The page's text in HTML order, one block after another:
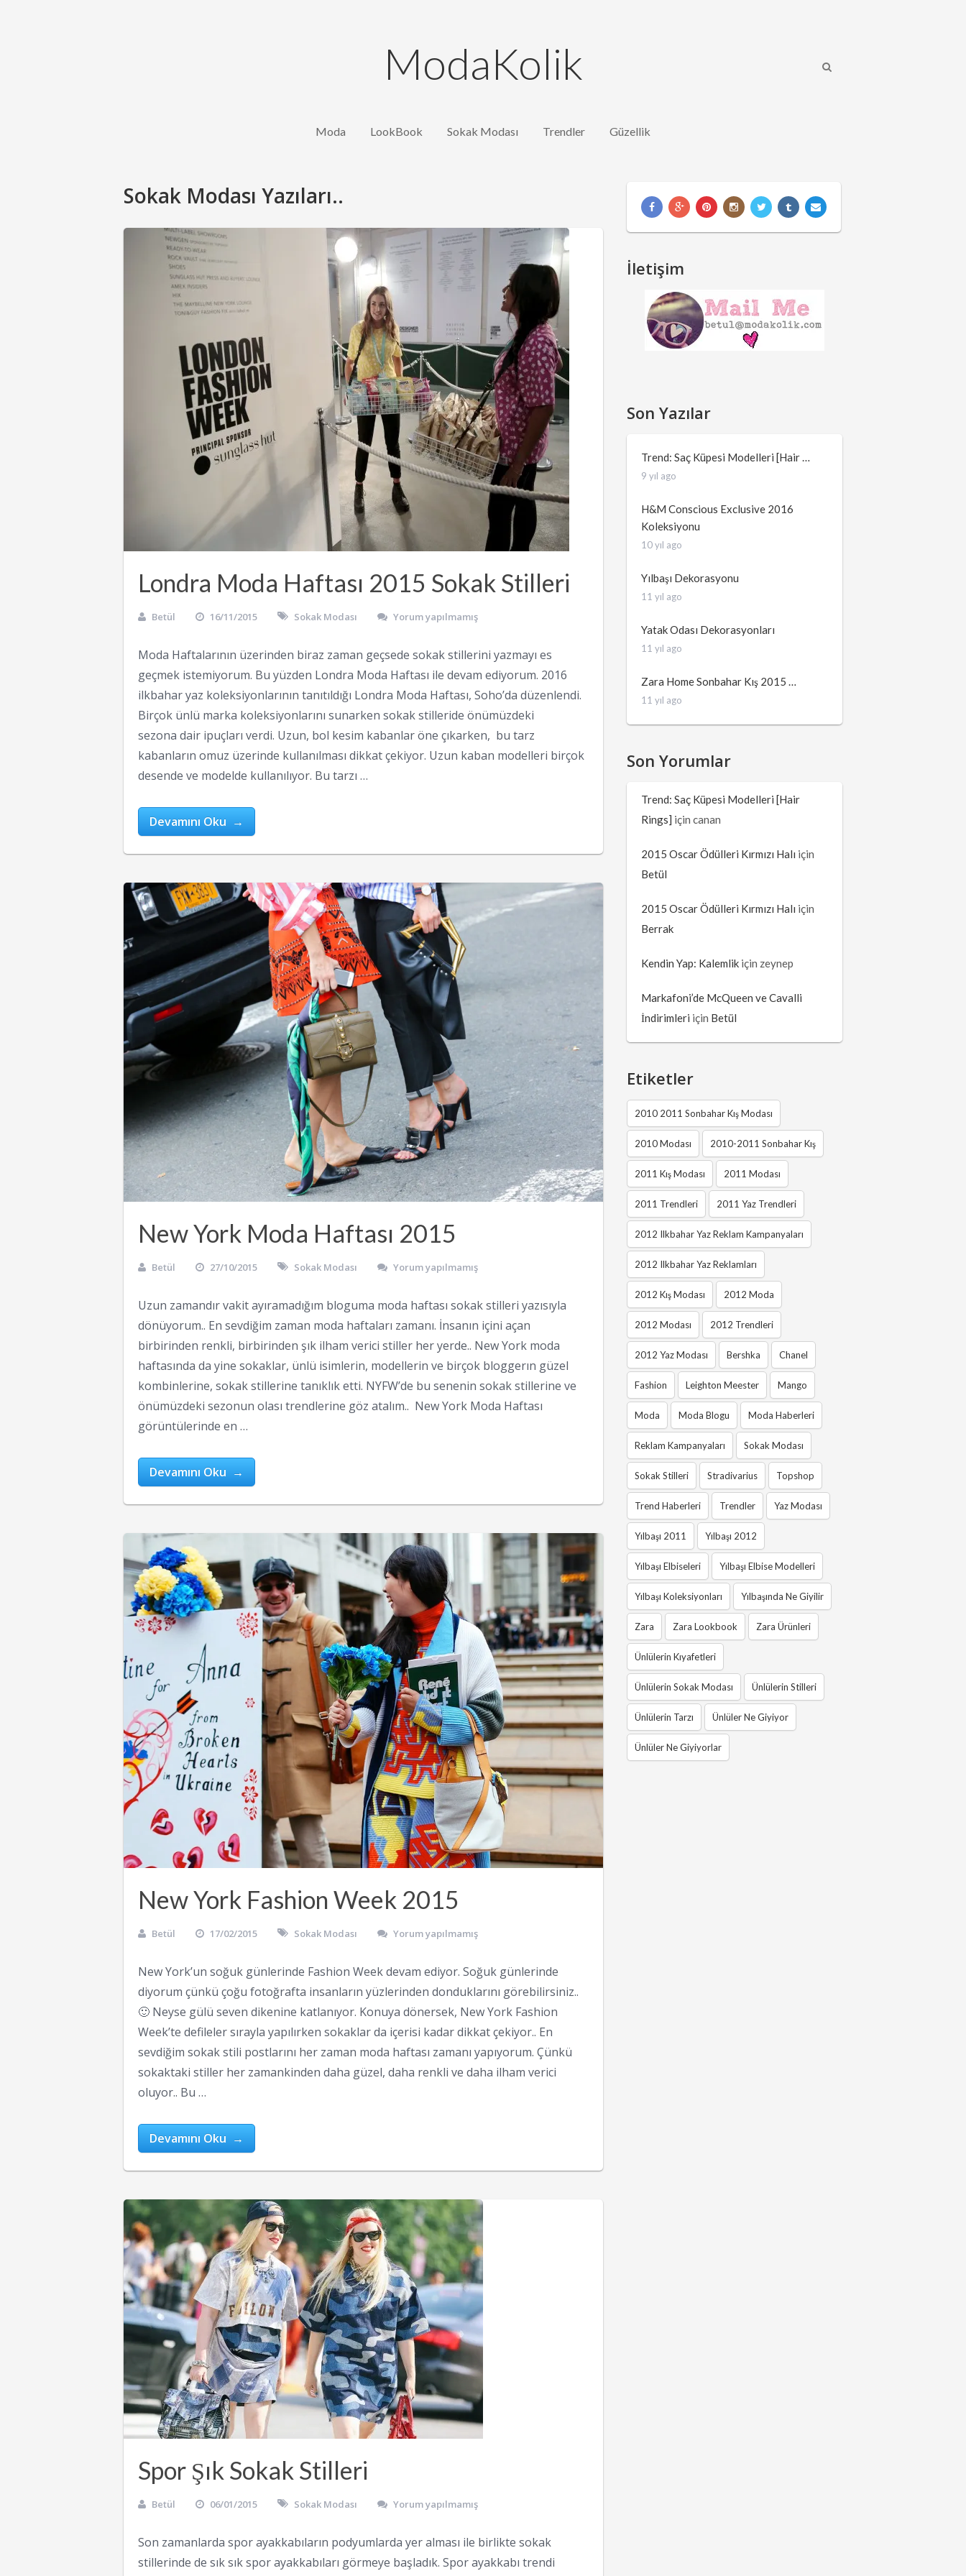
ModaKolik
Moda LookBook Sokak Modası Trendler Güzellik
Sokak Modası Yazıları..
Londra Moda Haftası 2015 Sokak Stilleri
Betül 16/11/2015 Sokak Modası Yorum yapılmamış
Moda Haftalarının üzerinden biraz zaman geçsede sokak stillerini yazmayı es
geçmek istemiyorum. Bu yüzden Londra Moda Haftası ile devam ediyorum. 2016
ilkbahar yaz koleksiyonlarının tanıtıldığı Londra Moda Haftası, Soho’da düzenlendi.
Birçok ünlü marka koleksiyonlarını sunarken sokak stilleride önümüzdeki
sezona dair ipuçları verdi. Uzun, bol kesim kabanlar öne çıkarken, bu tarz
kabanların omuz üzerinde kullanılması dikkat çekiyor. Uzun kaban modelleri birçok
desende ve modelde kullanılıyor. Bu tarzı …
Devamını Oku →
New York Moda Haftası 2015
Betül 27/10/2015 Sokak Modası Yorum yapılmamış
Uzun zamandır vakit ayıramadığım bloguma moda haftası sokak stilleri yazısıyla
dönüyorum.. En sevdiğim zaman moda haftaları zamanı. İnsanın içini açan
birbirinden renkli, birbirinden şık ilham verici stiller her yerde.. New York moda
haftasında da yine sokaklar, ünlü isimlerin, modellerin ve birçok bloggerın güzel
kombinlerine, sokak stillerine tanıklık etti. NYFW’de bu senenin sokak stillerine ve
önümüzdeki sezonun olası trendlerine göz atalım.. New York Moda Haftası
görüntülerinde en …
Devamını Oku →
New York Fashion Week 2015
Betül 17/02/2015 Sokak Modası Yorum yapılmamış
New York’un soğuk günlerinde Fashion Week devam ediyor. Soğuk günlerinde
diyorum çünkü çoğu fotoğrafta insanların yüzlerinden donduklarını görebilirsiniz..
🙂 Neyse gülü seven dikenine katlanıyor. Konuya dönersek, New York Fashion
Week’te defileler sırayla yapılırken sokaklar da içerisi kadar dikkat çekiyor.. En
sevdiğim sokak stili postlarını her zaman moda haftası zamanı yapıyorum. Çünkü
sokaktaki stiller her zamankinden daha güzel, daha renkli ve daha ilham verici
oluyor.. Bu …
Devamını Oku →
Spor Şık Sokak Stilleri
Betül 06/01/2015 Sokak Modası Yorum yapılmamış
Son zamanlarda spor ayakkabıların podyumlarda yer alması ile birlikte sokak
stillerinde de sık sık spor ayakkabıları görmeye başladık. Spor ayakkabı trendi
İletişim
Son Yazılar
Trend: Saç Küpesi Modelleri [Hair …
9 yıl ago
H&M Conscious Exclusive 2016
Koleksiyonu
10 yıl ago
Yılbaşı Dekorasyonu
11 yıl ago
Yatak Odası Dekorasyonları
11 yıl ago
Zara Home Sonbahar Kış 2015 …
11 yıl ago
Son Yorumlar
Trend: Saç Küpesi Modelleri [Hair
Rings] için canan
2015 Oscar Ödülleri Kırmızı Halı için
Betül
2015 Oscar Ödülleri Kırmızı Halı için
Berrak
Kendin Yap: Kalemlik için zeynep
Markafoni’de McQueen ve Cavalli
İndirimleri için Betül
Etiketler
2010 2011 Sonbahar Kış Modası
2010 Modası 2010-2011 Sonbahar Kış
2011 Kış Modası 2011 Modası
2011 Trendleri 2011 Yaz Trendleri
2012 Ilkbahar Yaz Reklam Kampanyaları
2012 Ilkbahar Yaz Reklamları
2012 Kış Modası 2012 Moda
2012 Modası 2012 Trendleri
2012 Yaz Modası Bershka Chanel
Fashion Leighton Meester Mango
Moda Moda Blogu Moda Haberleri
Reklam Kampanyaları Sokak Modası
Sokak Stilleri Stradivarius Topshop
Trend Haberleri Trendler Yaz Modası
Yılbaşı 2011 Yılbaşı 2012
Yılbaşı Elbiseleri Yılbaşı Elbise Modelleri
Yılbaşı Koleksiyonları Yılbaşında Ne Giyilir
Zara Zara Lookbook Zara Ürünleri
Ünlülerin Kıyafetleri
Ünlülerin Sokak Modası Ünlülerin Stilleri
Ünlülerin Tarzı Ünlüler Ne Giyiyor
Ünlüler Ne Giyiyorlar